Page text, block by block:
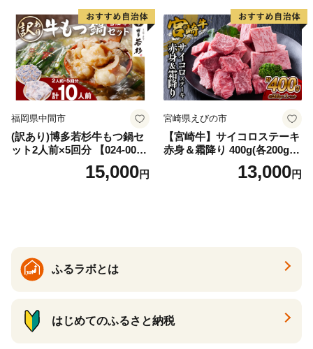
福岡県中間市
(訳あり)博多若杉牛もつ鍋セ
ット2人前×5回分 【024-002
15,000円
宮崎県えびの市
【宮崎牛】サイコロステーキ
赤身＆霜降り 400g(各200g×
１P 計2P) 真空パック 冷凍
13,000円
ふるラボとは
はじめてのふるさと納税